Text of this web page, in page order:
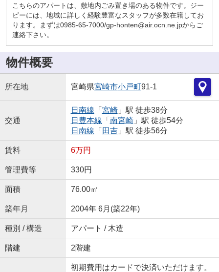
こちらのアパートは、敷地内ごみ置き場のある物件です。ジー
ピーには、地域に詳しく経験豊富なスタッフが多数在籍してお
ります。まずは0985-65-7000/gp-honten@air.ocn.ne.jpからご
連絡下さい。
物件概要
所在地 宮崎県宮崎市小戸町91-1
交通
日南線 「 宮崎」駅 徒歩38分
日豊本線 「 南宮崎」駅 徒歩54分
日南線 「 田吉」駅 徒歩56分
賃料 6万円
管理費等 330円
面積 76.00㎡
築年月 2004年 6月(築22年)
種別 / 構造 アパート / 木造
階建 2階建
初期費用はカードで決済いただけます。